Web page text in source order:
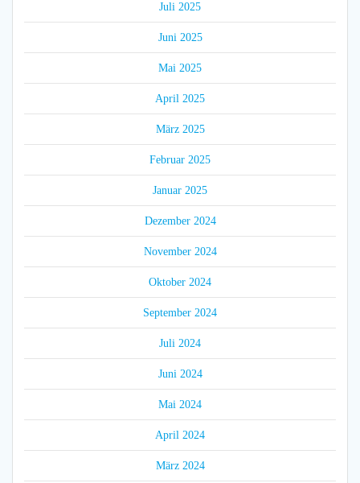
Juli 2025
Juni 2025
Mai 2025
April 2025
März 2025
Februar 2025
Januar 2025
Dezember 2024
November 2024
Oktober 2024
September 2024
Juli 2024
Juni 2024
Mai 2024
April 2024
März 2024